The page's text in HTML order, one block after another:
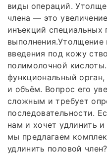
виды операций.
члена — это
инъекций специальных
выполнения.Утолщение
введения под кожу
полимолочной
функциональный
и объём. Вопрос его
сложным и требует
последовательности.
нам и хочет удлинить
мы предлагаем
удлинить половой